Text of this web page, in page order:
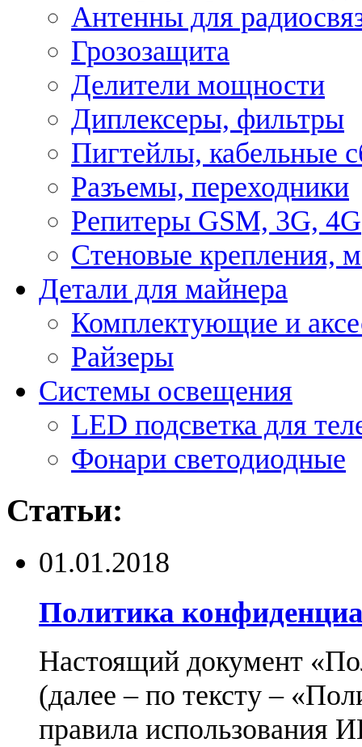
Антенны для
Грозозащита
Делители мощности
Диплексеры, фильтры
Пигтейлы, кабельные
Разъемы, переходники
Репитеры GSM, 3G, 4G
Стеновые крепления,
Детали для майнера
Комплектующие и
Райзеры
Системы освещения
LED подсветка для
Фонари светодиодные
Статьи:
01.01.2018
Политика
Настоящий документ
(далее – по тексту –
правила использования